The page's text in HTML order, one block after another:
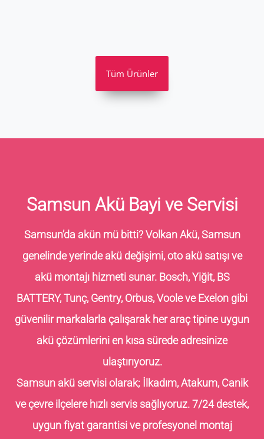
Tüm Ürünler
Samsun Akü Bayi ve Servisi
Samsun’da akün mü bitti? Volkan Akü, Samsun
genelinde yerinde akü değişimi, oto akü satışı ve
akü montajı hizmeti sunar. Bosch, Yiğit, BS
BATTERY, Tunç, Gentry, Orbus, Voole ve Exelon gibi
güvenilir markalarla çalışarak her araç tipine uygun
akü çözümlerini en kısa sürede adresinize
ulaştırıyoruz.
Samsun akü servisi olarak; İlkadım, Atakum, Canik
ve çevre ilçelere hızlı servis sağlıyoruz. 7/24 destek,
uygun fiyat garantisi ve profesyonel montaj